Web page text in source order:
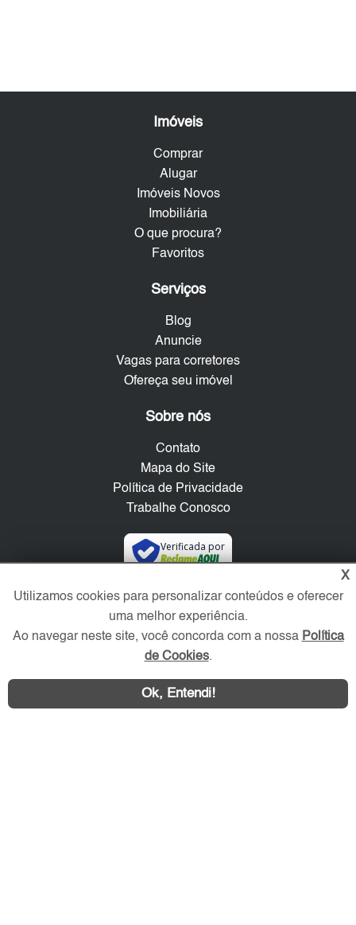
Imóveis
Comprar
Alugar
Imóveis Novos
Imobiliária
O que procura?
Favoritos
Serviços
Blog
Anuncie
Vagas para corretores
Ofereça seu imóvel
Sobre nós
Contato
Mapa do Site
Política de Privacidade
Trabalhe Conosco
Verificada por
Redes Sociais
X
Utilizamos cookies para personalizar conteúdos e oferecer
uma melhor experiência.
Ao navegar neste site, você concorda com a nossa Política
de Cookies.
Ok, Entendi!